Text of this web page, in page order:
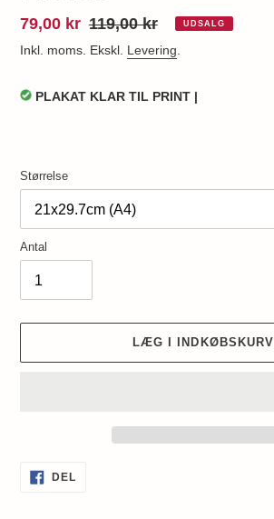
Udsalgspris
79,00 kr Normalpris
119,00 kr UDSALG
Inkl. moms. Ekskl. Levering.
PLAKAT KLAR TIL PRINT |
Størrelse
Antal
LÆG I INDKØBSKURV
Lægger
produkt
DEL